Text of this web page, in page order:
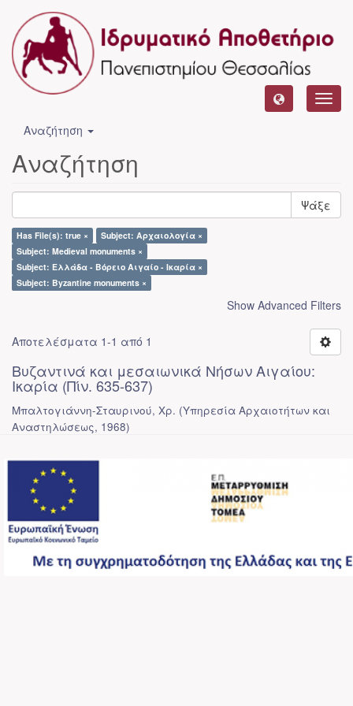
Αναζήτηση
Αναζήτηση
Ψάξε
Has File(s): true ×
Subject: Αρχαιολογία ×
Subject: Medieval monuments ×
Subject: Ελλάδα - Βόρειο Αιγαίο - Ικαρία ×
Subject: Byzantine monuments ×
Show Advanced Filters
Αποτελέσματα 1-1 από 1
Βυζαντινά και μεσαιωνικά Νήσων Αιγαίου:
Ικαρία (Πίν. 635-637)
Μπαλτογιάννη-Σταυρινού, Χρ. (Υπηρεσία Αρχαιοτήτων και
Αναστηλώσεως, 1968)